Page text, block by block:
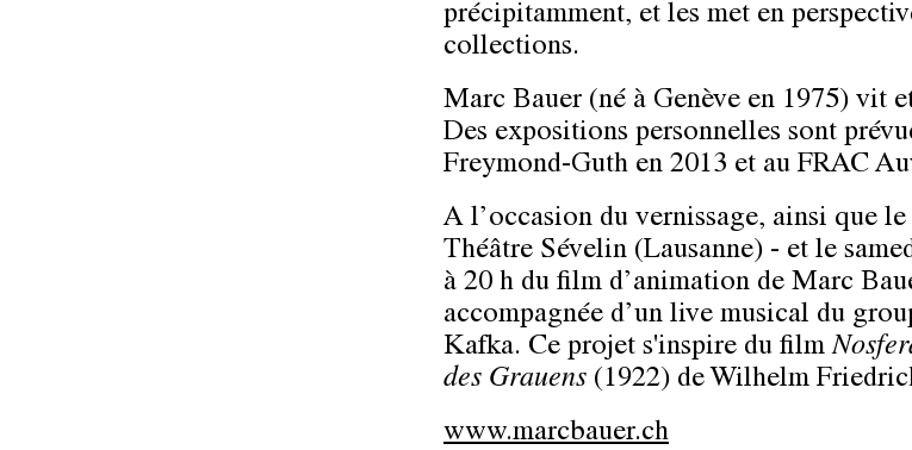
précipitamment, et les met en
collections.
Marc Bauer (né à Genève en 1975) vit
Des expositions personnelles sont
Freymond-Guth en 2013 et au FRAC
A l’occasion du vernissage, ainsi que
Théâtre Sévelin (Lausanne) - et le
à 20 h du film d’animation de Marc
accompagnée d’un live musical du
Kafka. Ce projet s'inspire du film
des Grauens (1922) de Wilhelm
www.marcbauer.ch